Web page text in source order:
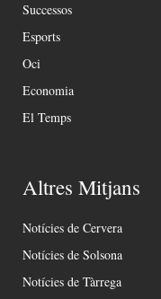
Successos
Esports
Oci
Economia
El Temps
Altres Mitjans
Notícies de Cervera
Notícies de Solsona
Notícies de Tàrrega